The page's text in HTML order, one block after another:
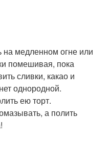
на медленном огне или
помешивая, пока
сливки, какао и
однородной.
ею торт.
а полить